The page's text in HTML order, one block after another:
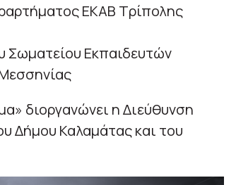
ΕΚΑΒ Τρίπολης
Σωματείου Εκπαιδευτών
διοργανώνει η Διεύθυνση
Δήμου Καλαμάτας και του